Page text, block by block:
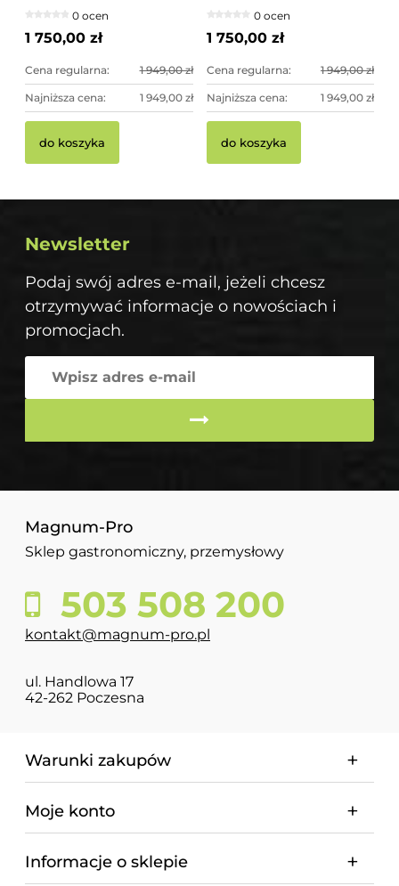
imponująca dekoracja
ogrodowa
0 ocen
1 750,00 zł
Cena regularna: 1 949,00 zł
Najniższa cena: 1 949,00 zł
do koszyka
dekoracja ogrodowa
0 ocen
1 750,00 zł
Cena regularna: 1 949,00 zł
Najniższa cena: 1 949,00 zł
do koszyka
Newsletter
Podaj swój adres e-mail, jeżeli chcesz
otrzymywać informacje o nowościach i
promocjach.
Magnum-Pro
Sklep gastronomiczny, przemysłowy
503 508 200
kontakt@magnum-pro.pl
ul. Handlowa 17
42-262 Poczesna
Warunki zakupów
Moje konto
Informacje o sklepie